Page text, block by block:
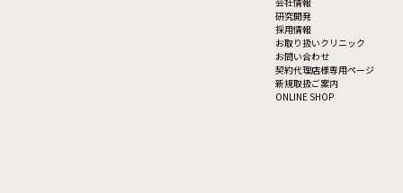
研究開発
採用情報
お取り扱いクリニック
お問い合わせ
契約代理店様専用ページ
新規取扱ご案内
ONLINE SHOP